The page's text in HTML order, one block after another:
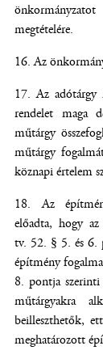
megtételére.
Az
Az adótárgy
rendelet maga
műtárgy
műtárgy
köznapi értelem
Az
előadta, hogy
tv. 52. § 5. és 6.
építmény
8. pontja szerinti
műtárgyakra
beilleszthetők,
meghatározott